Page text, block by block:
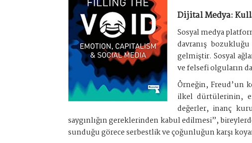
Dijital Medya:
Sosyal medya
davranış
gelmiştir. Sosyal
ve felsefi olguların
Örneğin, Freud’un
ilkel dürtülerinin,
değerler, inanç
saygınlığın gereklerinden kabul edilmesi”,
sunduğu görece serbestlik ve çoğunluğun karşı